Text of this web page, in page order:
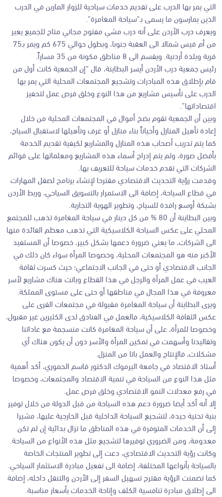
التي يمر بها الدرب على تقديم خدمات سياحية للزوار المارين في الدرب
الذين يمارسون ما يسمى بـ”سياحة المغامرة”.
ويعرف درب الأردن على أنه درب مشي مفتوح مجاني متاح للجميع يعبر
من أم قيس شمالا الى العقبة جنوبا، وبطول حوالي 675 كم ويمر بـ75
قرية وبلدة أردنية. ويقسم الى 8 مناطق مكونة من 35 مساراً.
رئيس جمعية درب الأردن أيسر البطاينة، قال “إن الجمعية كانت أول من
قام بإطلاق هذه المبادرات وتشجيع المجتمعات المحلية التي يمر بها
الدرب على تأسيس مشاريع من هذا النوع وخلق فرص عمل لتحفيز
اقتصاداتها”.
وبين أن الجمعية تقوم بضخ أموال في المجتمعات المحلية من خلال
إعادة تأهيل المنازل وأحياناً بناء منازل أو غرف وتأهيلها لاستقبال السياح،
كما يتم تدريب أصحاب هذه المنازل والمشاريع لكيفية تقديم الخدمة
بأفضل صورة، وثم يتم إدراج أسماء هذه المشاريع ومعلماتها على قوائم
الشركات التي تقدم خدمات سياحة للتعريف بها.
وقدمت رؤية التحديث الاقتصادي مقترحا لإنشاء برنامج لصقل المهارات
في قطاع السياحة، إضافة الى الاستمرار بالتسويق السياحي، وربط الأردن
بشبكة أوسع رافدة للسياح، وتطوير الهوية التجارية.
وبين البطاينة أن 80 % من كل دينار في سياحة المغامرة تذهب للمجتمع
المحلي على عكس السياحة الكلاسيكية التي تذهب معظم الفائدة منها
الى الشركات، ما يعني ضرورة دعمها بشكل كبير، خصوصا أن المستفيد
الأكبر منه هو المجتمعات المحلية، وخصوصا المرأة سواء كان ذلك في
الجانب الاقتصادي أو حتى في الجانب الاجتماعي؛ حيث كسرت ثقافة
العيب في عمل المرأة والرجل في هذا القطاع وباتت هناك مشاريع لأسر
معروفة في هذا المجال في مناطقها أو حتى على مستوى المملكة.
ويرى البطاينة أن سياحة المغامرة مقبولة في مجتمعات القرى على
عكس الثقافة الكلاسيكية، فالعمل في الفنادق لدى الكثيرين غير مقبول،
وخصوصا للمرأة، على أن سياحة المغامرة كانت منسجمة مع عاداتنا
وتقاليدنا وأسهمت في تمكين المرأة والأسر دون أن يكون هناك أي
مشكلات، فالإنتاج والعمل باتا من المنزل.
أستاذ الاقتصاد في جامعة اليرموك الدكتور قاسم الحموري، أكد أهمية
مثل هذا النوع من السياحة في تنمية الاقتصاد والمجتمعات، وخصوصا
في رفع معدلات النمو الاقتصادي وخلق فرص عمل.
إلا أنه أكد أيضا ضرورة دعم هذه السياحة من قبل الدولة من خلال توفير
بنية تحتية جيدة، لتشجيع السياحة الداخلية قبل الخارجية عليها، مشيرا
إلى أن الخدمات المتوفرة في هذه المناطق ما تزال بدائية إن لم تكن
معدومة، ومن الضروري توفيرها لتشجيع مثل هذه الأنواع من السياحة.
وكانت رؤية التحديث الاقتصادي، دعت إلى تطوير المنتجات الخاصة
بالسياحة بأنواعها المختلفة، إضافة الى تفعيل مبادرة الاستثمار السياحي.
كما تضمنت الرؤية مقترح تسهيل السفر إلى الأردن والتنقل داخله، إضافة
الى إطلاق مبادرة تنافسية الكلف وإتاحة الخدمات بأسعار مناسبة.